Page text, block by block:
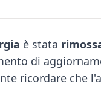
è stata
di
ricordare che